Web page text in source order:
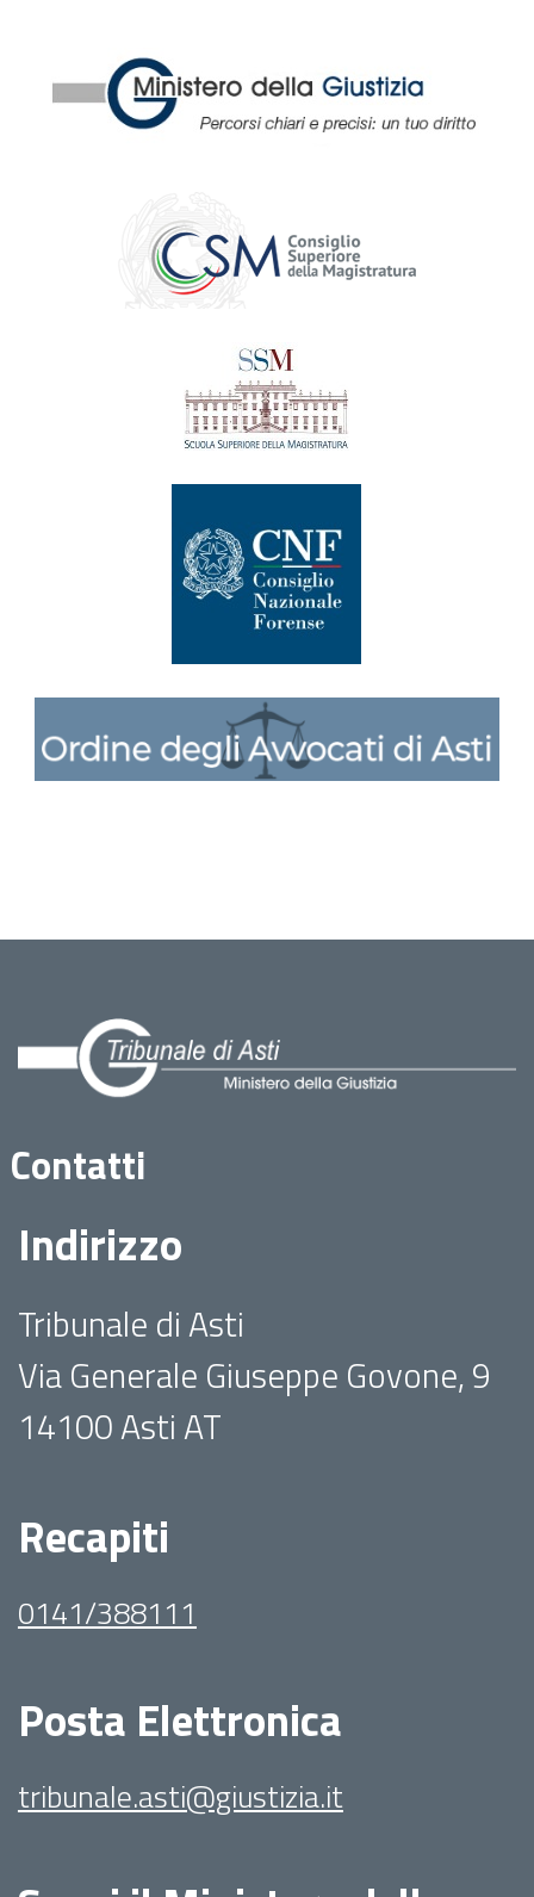
Contatti
Indirizzo
Tribunale di Asti
Via Generale Giuseppe Govone, 9
14100 Asti AT
Recapiti
0141/388111
Posta Elettronica
tribunale.asti@giustizia.it